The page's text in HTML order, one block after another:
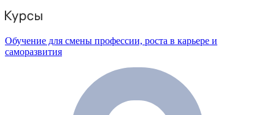
Обучение для смены профессии, роста в карьере и
саморазвития